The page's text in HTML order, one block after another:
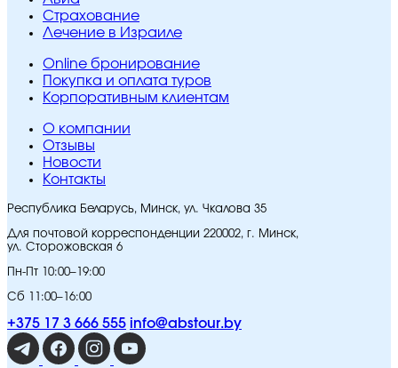
Страхование
Лечение в Израиле
Online бронирование
Покупка и оплата туров
Корпоративным клиентам
O компании
Отзывы
Новости
Контакты
Республика Беларусь, Минск, ул. Чкалова 35
Для почтовой корреспонденции 220002, г. Минск,
ул. Сторожовская 6
Пн-Пт 10:00–19:00
Сб 11:00–16:00
+375 17 3 666 555 info@abstour.by